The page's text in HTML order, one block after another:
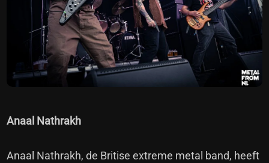
Anaal Nathrakh
Anaal Nathrakh, de Britise extreme metal band, heeft